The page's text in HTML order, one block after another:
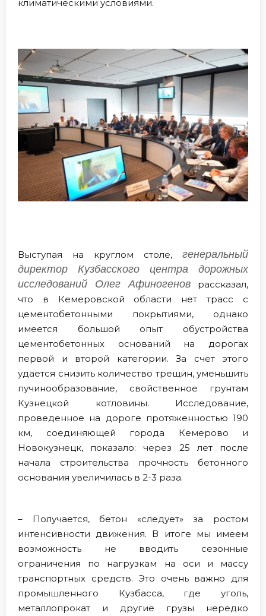
климатическими условиями.
Выступая на круглом столе, генеральный
директор Кузбасского центра дорожных
исследований Олег Афиногенов рассказал,
что в Кемеровской области нет трасс с
цементобетонными покрытиями, однако
имеется большой опыт обустройства
цементобетонных оснований на дорогах
первой и второй категории. За счет этого
удается снизить количество трещин, уменьшить
пучинообразование, свойственное грунтам
Кузнецкой котловины. Исследование,
проведенное на дороге протяженностью 190
км, соединяющей города Кемерово и
Новокузнецк, показало: через 25 лет после
начала строительства прочность бетонного
основания увеличилась в 2-3 раза.
– Получается, бетон «следует» за ростом
интенсивности движения. В итоге мы имеем
возможность не вводить сезонные
ограничения по нагрузкам на оси и массу
транспортных средств. Это очень важно для
промышленного Кузбасса, где уголь,
металлопрокат и другие грузы нередко